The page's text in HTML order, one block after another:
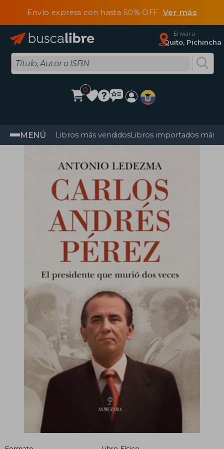
Envío express con hasta 50% OFF Ver más
Enviar a
Quito, Pichincha
0
MENÚ Libros más vendidosLibros importados más